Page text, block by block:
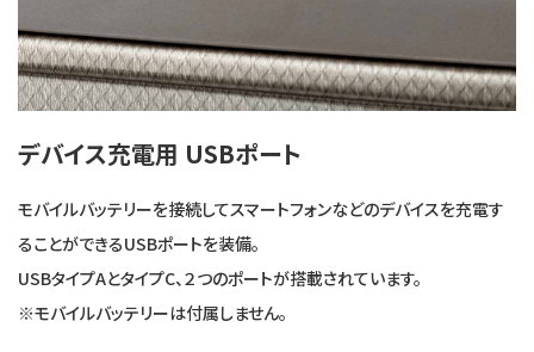
デバイス充電用 USBポート
モバイルバッテリーを接続してスマートフォンなどのデバイスを充電す
ることができるUSBポートを装備。
USBタイプAとタイプC、２つのポートが搭載されています。
※モバイルバッテリーは付属しません。